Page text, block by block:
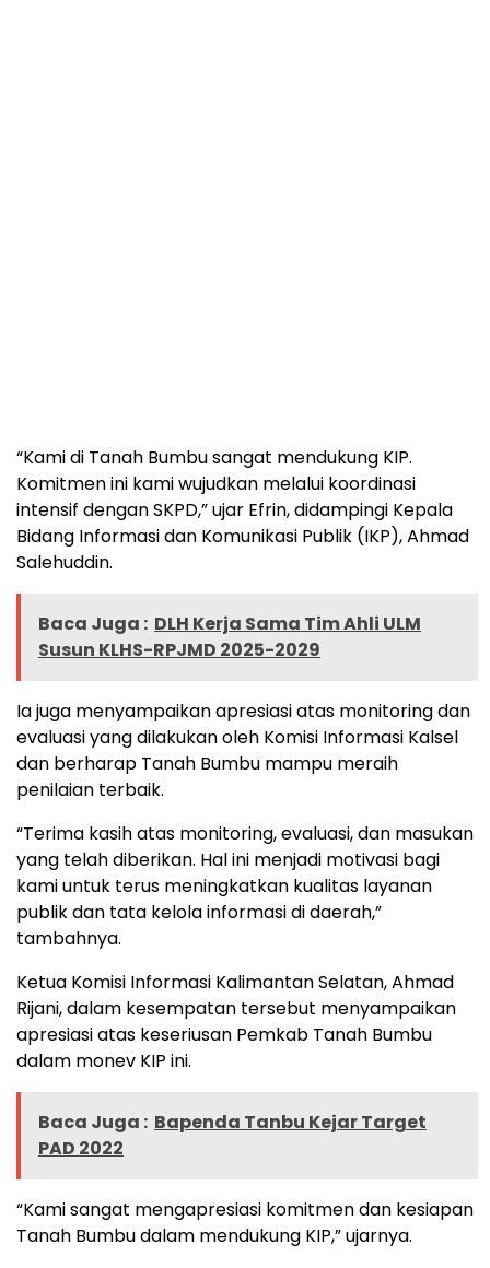
“Kami di Tanah Bumbu sangat mendukung KIP.
Komitmen ini kami wujudkan melalui koordinasi
intensif dengan SKPD,” ujar Efrin, didampingi Kepala
Bidang Informasi dan Komunikasi Publik (IKP), Ahmad
Salehuddin.
Baca Juga : DLH Kerja Sama Tim Ahli ULM
Susun KLHS-RPJMD 2025-2029
Ia juga menyampaikan apresiasi atas monitoring dan
evaluasi yang dilakukan oleh Komisi Informasi Kalsel
dan berharap Tanah Bumbu mampu meraih
penilaian terbaik.
“Terima kasih atas monitoring, evaluasi, dan masukan
yang telah diberikan. Hal ini menjadi motivasi bagi
kami untuk terus meningkatkan kualitas layanan
publik dan tata kelola informasi di daerah,”
tambahnya.
Ketua Komisi Informasi Kalimantan Selatan, Ahmad
Rijani, dalam kesempatan tersebut menyampaikan
apresiasi atas keseriusan Pemkab Tanah Bumbu
dalam monev KIP ini.
Baca Juga : Bapenda Tanbu Kejar Target
PAD 2022
“Kami sangat mengapresiasi komitmen dan kesiapan
Tanah Bumbu dalam mendukung KIP,” ujarnya.